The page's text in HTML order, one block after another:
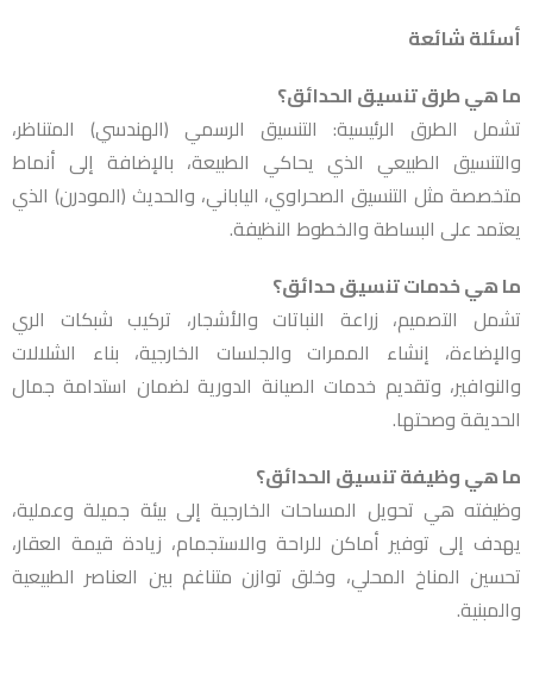
أسئلة شائعة
ما هي طرق تنسيق الحدائق؟
تشمل الطرق الرئيسية: التنسيق الرسمي (الهندسي) المتناظر،
والتنسيق الطبيعي الذي يحاكي الطبيعة، بالإضافة إلى أنماط
متخصصة مثل التنسيق الصحراوي، الياباني، والحديث (المودرن) الذي
يعتمد على البساطة والخطوط النظيفة.
ما هي خدمات تنسيق حدائق؟
تشمل التصميم، زراعة النباتات والأشجار، تركيب شبكات الري
والإضاءة، إنشاء الممرات والجلسات الخارجية، بناء الشلالات
والنوافير، وتقديم خدمات الصيانة الدورية لضمان استدامة جمال
الحديقة وصحتها.
ما هي وظيفة تنسيق الحدائق؟
وظيفته هي تحويل المساحات الخارجية إلى بيئة جميلة وعملية،
يهدف إلى توفير أماكن للراحة والاستجمام، زيادة قيمة العقار،
تحسين المناخ المحلي، وخلق توازن متناغم بين العناصر الطبيعية
والمبنية.